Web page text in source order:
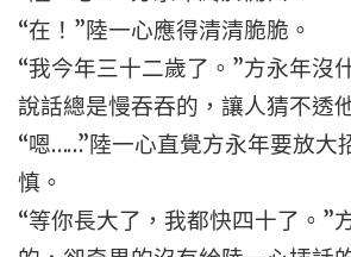
“在！”陸一心應得清清脆脆。
“我今年三十二歲了。”方永年沒
說話總是慢吞吞的，讓人猜不透
“嗯……”陸一心直覺方永年要放大
慎。
“等你長大了，我都快四十了。”